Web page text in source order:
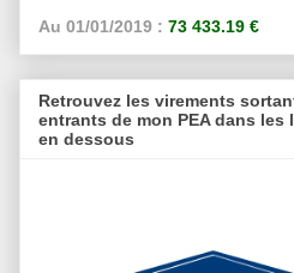
Au 01/01/2019 : 73 433.19 €
Retrouvez les virements
entrants de mon PEA dans les
en dessous